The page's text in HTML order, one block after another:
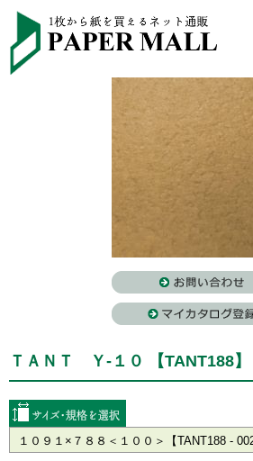
ＴＡＮＴ Ｙ-１０ 【TANT188】